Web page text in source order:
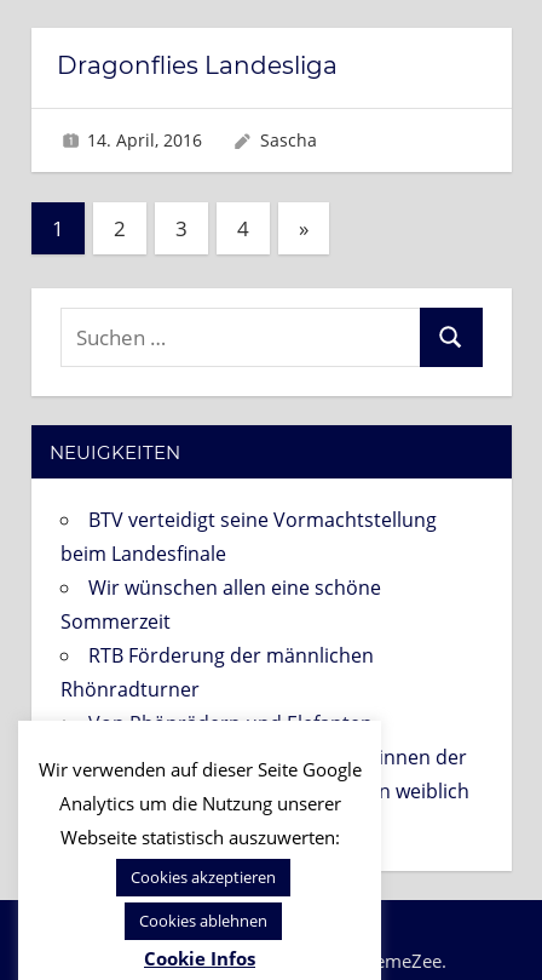
Dragonflies Landesliga
14. April, 2016 Sascha
Seitennummerierung
Beiträge
1 2 3 4
Nächste
Beiträge
»
Suchen
Suchen
NEUIGKEITEN
BTV verteidigt seine Vormachtstellung
beim Landesfinale
Wir wünschen allen eine schöne
Sommerzeit
RTB Förderung der männlichen
Rhönradturner
Von Rhönrädern und Elefanten
PROBETRAINING für Interessentinnen der
Gruppen der Abteilung Gerätturnen weiblich
am 06.09.2026!
WordPress-Theme: Napoli von ThemeZee.
Wir verwenden auf dieser Seite Google
Analytics um die Nutzung unserer
Webseite statistisch auszuwerten:
Cookies akzeptieren
Cookies ablehnen
Cookie Infos